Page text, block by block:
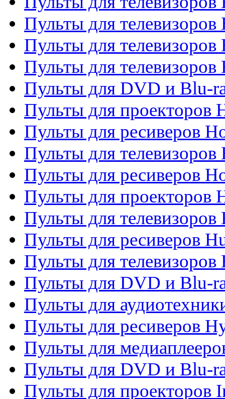
Пульты для телевизоров
Пульты для телевизоров
Пульты для телевизоров
Пульты для DVD и Blu-
Пульты для проекторов
Пульты для ресиверов
Пульты для
Пульты для ресиверов
Пульты для проекторов
Пульты для телевизоров
Пульты для ресиверов
Пульты для
Пульты для DVD и Blu-
Пульты для
Пульты для ресиверов
Пульты для
Пульты для DVD и Blu-
Пульты для проекторов